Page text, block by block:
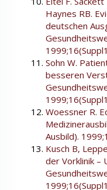
Haynes RB.
deutschen
Sohn W.
besseren
Woessner R.
Ausbild).
Kusch B,
der Vorklinik –